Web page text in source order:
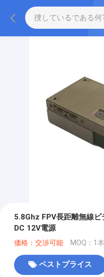
5.8Ghz FPV長距離無線
DC 12V電源
価格：交渉可能 MOQ：1本
ベストプライス